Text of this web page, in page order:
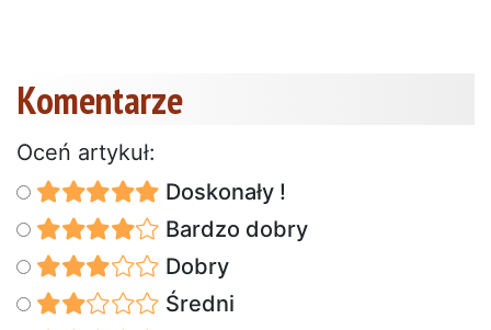
Komentarze
Oceń artykuł:
Doskonały !
Bardzo dobry
Dobry
Średni